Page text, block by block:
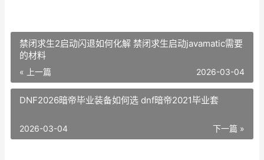
禁闭求生2启动闪退如何化解 禁闭求生启动javamatic需要
的材料
« 上一篇 2026-03-04
DNF2026暗帝毕业装备如何选 dnf暗帝2021毕业套
下一篇 »
2026-03-04